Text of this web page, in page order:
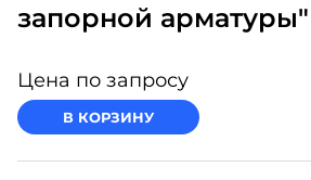
запорной арматуры"
Цена по запросу
В КОРЗИНУ